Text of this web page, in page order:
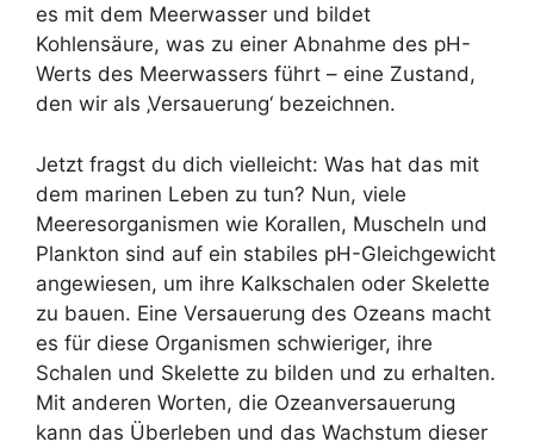
es mit dem Meerwasser und bildet
Kohlensäure, was zu einer Abnahme des pH-
Werts des Meerwassers führt – eine Zustand,
den wir als ‚Versauerung‘ bezeichnen.
Jetzt fragst du dich vielleicht: Was hat das mit
dem marinen Leben zu tun? Nun, viele
Meeresorganismen wie Korallen, Muscheln und
Plankton sind auf ein stabiles pH-Gleichgewicht
angewiesen, um ihre Kalkschalen oder Skelette
zu bauen. Eine Versauerung des Ozeans macht
es für diese Organismen schwieriger, ihre
Schalen und Skelette zu bilden und zu erhalten.
Mit anderen Worten, die Ozeanversauerung
kann das Überleben und das Wachstum dieser